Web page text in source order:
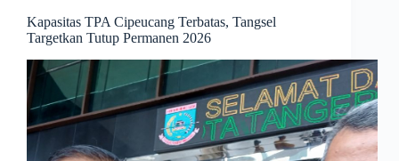
Kapasitas TPA Cipeucang Terbatas, Tangsel
Targetkan Tutup Permanen 2026